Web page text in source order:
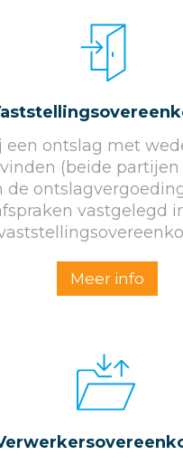
een ontslag met
(beide partijen
de
vastgelegd
Meer info